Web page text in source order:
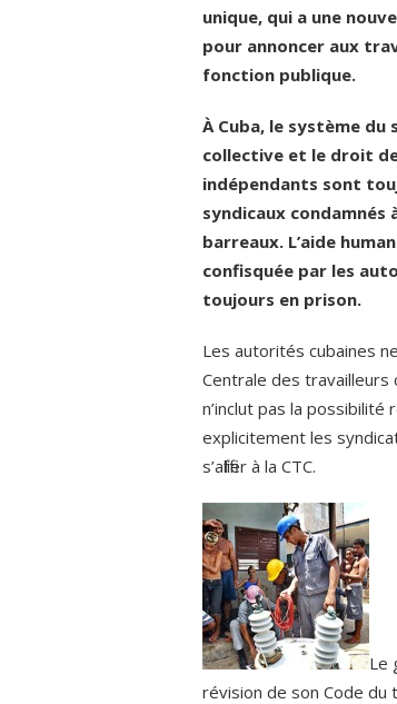
unique, qui a une
pour annoncer aux
fonction publique.
À Cuba, le système
collective et le droit
indépendants sont
syndicaux condamnés
barreaux. L’aide
confisquée par les
toujours en prison.
Les autorités cubaines
Centrale des travailleurs
n’inclut pas la
explicitement les
s’affilier à la CTC.
Le
révision de son Code du